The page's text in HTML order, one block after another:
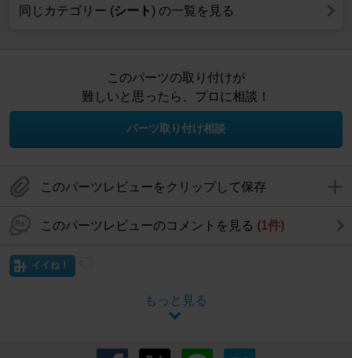
同じカテゴリー (シート) の一覧を見る
このパーツの取り付けが
難しいと思ったら、プロに相談！
パーツ取り付け相談
このパーツレビューをクリップして保存
このパーツレビューのコメントを見る (1件)
イイね！
もっと見る